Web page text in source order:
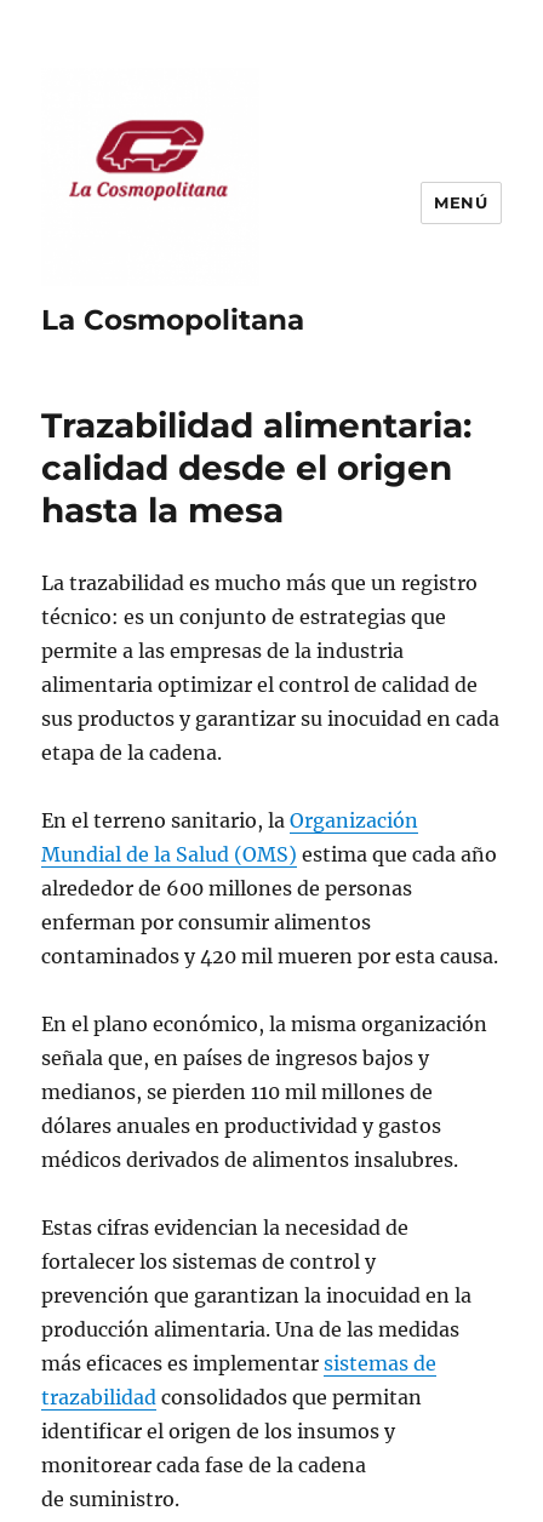
La Cosmopolitana
MENÚ
Trazabilidad alimentaria:
calidad desde el origen
hasta la mesa
La trazabilidad es mucho más que un registro
técnico: es un conjunto de estrategias que
permite a las empresas de la industria
alimentaria optimizar el control de calidad de
sus productos y garantizar su inocuidad en cada
etapa de la cadena.
En el terreno sanitario, laOrganización
Mundial de la Salud (OMS) estima que cada año
alrededor de 600 millones de personas
enferman por consumir alimentos
contaminados y 420 mil mueren por esta causa.
En el plano económico, la misma organización
señala que, en países de ingresos bajos y
medianos, se pierden 110 mil millones de
dólares anuales en productividad y gastos
médicos derivados de alimentos insalubres.
Estas cifras evidencian la necesidad de
fortalecer los sistemas de control y
prevención que garantizan la inocuidad en la
producción alimentaria. Una de las medidas
más eficaces es implementarsistemas de
trazabilidad consolidados que permitan
identificar el origen de los insumos y
monitorear cada fase de la cadena
de suministro.